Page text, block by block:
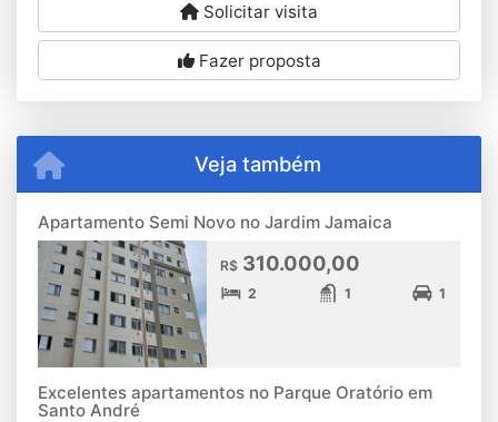
Solicitar visita
Fazer proposta
Veja também
Apartamento Semi Novo no Jardim Jamaica
R$ 310.000,00
2 1 1
Excelentes apartamentos no Parque Oratório em
Santo André